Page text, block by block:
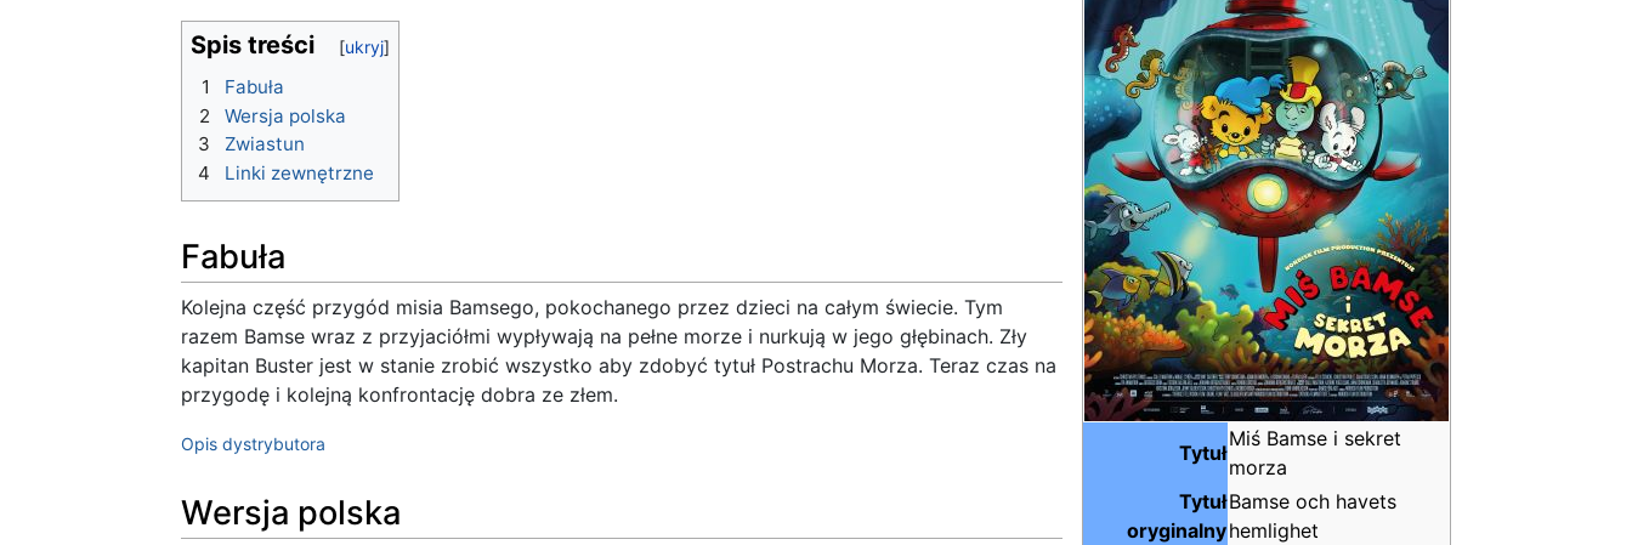
Tytuł
Miś Bamse i sekret
morza
Tytuł
oryginalny
Bamse och havets
hemlighet
Spis treści
1
Fabuła
2
Wersja polska
3
Zwiastun
4
Linki zewnętrzne
Fabuła
Kolejna część przygód misia Bamsego, pokochanego przez dzieci na całym świecie. Tym
razem Bamse wraz z przyjaciółmi wypływają na pełne morze i nurkują w jego głębinach. Zły
kapitan Buster jest w stanie zrobić wszystko aby zdobyć tytuł Postrachu Morza. Teraz czas na
przygodę i kolejną konfrontację dobra ze złem.
Opis dystrybutora
Wersja polska